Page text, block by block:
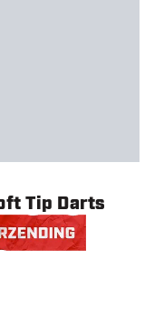
Tip Darts